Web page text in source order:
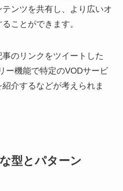
ンツを共有し、より広いオ
ことができます。
のリンクをツイートした
ー機能で特定のVODサービ
介するなどが考えられま
型とパターン